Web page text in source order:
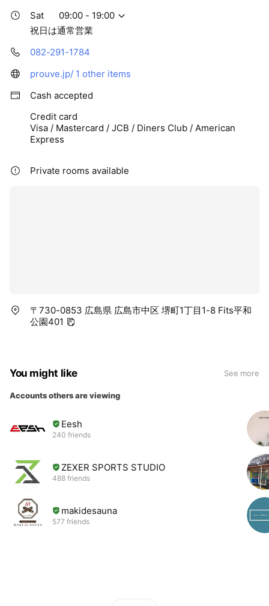
Sat
09:00 - 19:00
祝日は通常営業
082-291-1784
prouve.jp/ 1 other items
Cash accepted
Credit card
Visa / Mastercard / JCB / Diners Club / American
Express
Private rooms available
〒730-0853 広島県 広島市中区 堺町1丁目1-8 Fits平和
公園401
You might like See more
Accounts others are viewing
Eesh
240 friends
ZEXER SPORTS STUDIO
488 friends
makidesauna
577 friends